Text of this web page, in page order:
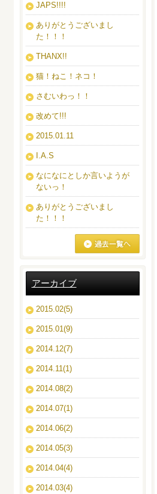
JAPS!!!!
ありがとうございまし
た！！！
THANX!!
猫！ねこ！ネコ！
さむいわっ！！
改めて!!!
2015.01.11
I.A.S
なになにとしか言いようが
ないっ！
ありがとうございまし
た！！！
アーカイブ
2015.02(5)
2015.01(9)
2014.12(7)
2014.11(1)
2014.08(2)
2014.07(1)
2014.06(2)
2014.05(3)
2014.04(4)
2014.03(4)